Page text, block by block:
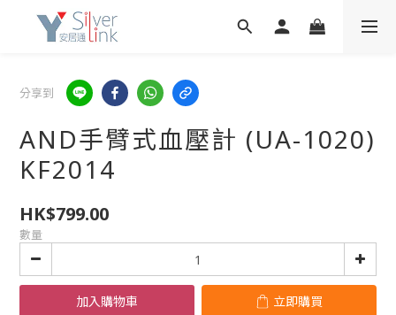
分享到
AND手臂式血壓計 (UA-1020)
KF2014
HK$799.00
數量
加入購物車 立即購買